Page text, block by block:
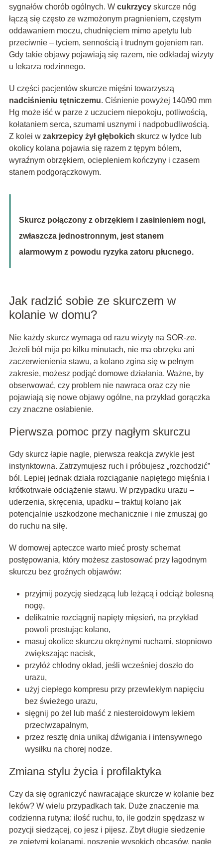
sygnałów chorób ogólnych. W cukrzycyskurcze nóg
łączą się często ze wzmożonym pragnieniem, częstym
oddawaniem moczu, chudnięciem mimo apetytu lub
przeciwnie – tyciem, sennością i trudnym gojeniem ran.
Gdy takie objawy pojawiają się razem, nie odkładaj wizyty
u lekarza rodzinnego.
U części pacjentów skurcze mięśni towarzyszą
nadciśnieniu tętniczemu. Ciśnienie powyżej 140/90 mm
Hg może iść w parze z uczuciem niepokoju, potliwością,
kołataniem serca, szumami usznymi i nadpobudliwością.
Z kolei w zakrzepicy żył głębokich skurcz w łydce lub
okolicy kolana pojawia się razem z tępym bólem,
wyraźnym obrzękiem, ociepleniem kończyny i czasem
stanem podgorączkowym.
Skurcz połączony z obrzękiem i zasinieniem nogi,
zwłaszcza jednostronnym, jest stanem
alarmowym z powodu ryzyka zatoru płucnego.
Jak radzić sobie ze skurczem w
kolanie w domu?
Nie każdy skurcz wymaga od razu wizyty na SOR-ze.
Jeżeli ból mija po kilku minutach, nie ma obrzęku ani
zaczerwienienia stawu, a kolano zgina się w pełnym
zakresie, możesz podjąć domowe działania. Ważne, by
obserwować, czy problem nie nawraca oraz czy nie
pojawiają się nowe objawy ogólne, na przykład gorączka
czy znaczne osłabienie.
Pierwsza pomoc przy nagłym skurczu
Gdy skurcz łapie nagle, pierwsza reakcja zwykle jest
instynktowna. Zatrzymujesz ruch i próbujesz „rozchodzić”
ból. Lepiej jednak działa rozciąganie napiętego mięśnia i
krótkotrwałe odciążenie stawu. W przypadku urazu –
uderzenia, skręcenia, upadku – traktuj kolano jak
potencjalnie uszkodzone mechanicznie i nie zmuszaj go
do ruchu na siłę.
W domowej apteczce warto mieć prosty schemat
postępowania, który możesz zastosować przy łagodnym
skurczu bez groźnych objawów:
przyjmij pozycję siedzącą lub leżącą i odciąż bolesną
nogę,
delikatnie rozciągnij napięty mięsień, na przykład
powoli prostując kolano,
masuj okolice skurczu okrężnymi ruchami, stopniowo
zwiększając nacisk,
przyłóż chłodny okład, jeśli wcześniej doszło do
urazu,
użyj ciepłego kompresu przy przewlekłym napięciu
bez świeżego urazu,
sięgnij po żel lub maść z niesteroidowym lekiem
przeciwzapalnym,
przez resztę dnia unikaj dźwigania i intensywnego
wysiłku na chorej nodze.
Zmiana stylu życia i profilaktyka
Czy da się ograniczyć nawracające skurcze w kolanie bez
leków? W wielu przypadkach tak. Duże znaczenie ma
codzienna rutyna: ilość ruchu, to, ile godzin spędzasz w
pozycji siedzącej, co jesz i pijesz. Zbyt długie siedzenie
ze zgiętymi kolanami, noszenie wysokich obcasów, nagłe